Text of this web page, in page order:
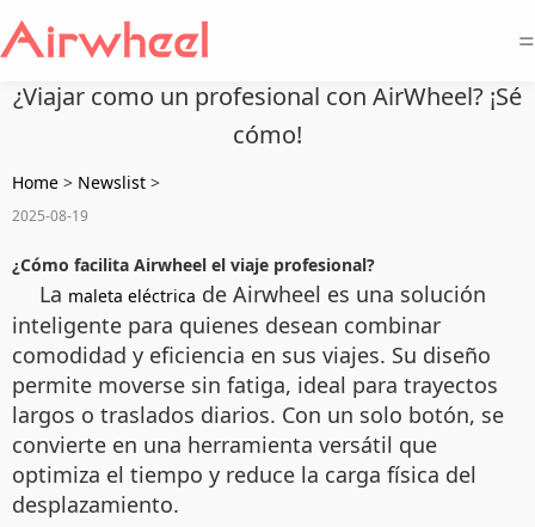
=
¿Viajar como un profesional con AirWheel? ¡Sé
cómo!
Home > Newslist >
2025-08-19
¿Cómo facilita Airwheel el viaje profesional?
La maleta eléctrica de Airwheel es una solución
inteligente para quienes desean combinar
comodidad y eficiencia en sus viajes. Su diseño
permite moverse sin fatiga, ideal para trayectos
largos o traslados diarios. Con un solo botón, se
convierte en una herramienta versátil que
optimiza el tiempo y reduce la carga física del
desplazamiento.